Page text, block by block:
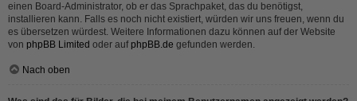
einen Board-Administrator, ob er das Sprachpaket, das du benötigst,
installieren kann. Falls es noch nicht existiert, würden wir uns freuen, wenn du
es übersetzen würdest. Weitere Informationen dazu können auf der Website
von phpBB Limited oder auf phpBB.de gefunden werden.
Nach oben